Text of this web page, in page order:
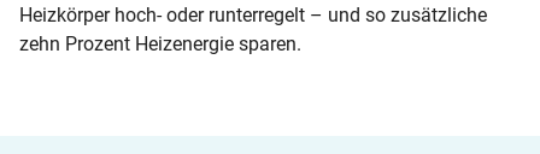
Heizkörper hoch- oder runterregelt – und so zusätzliche
zehn Prozent Heizenergie sparen.